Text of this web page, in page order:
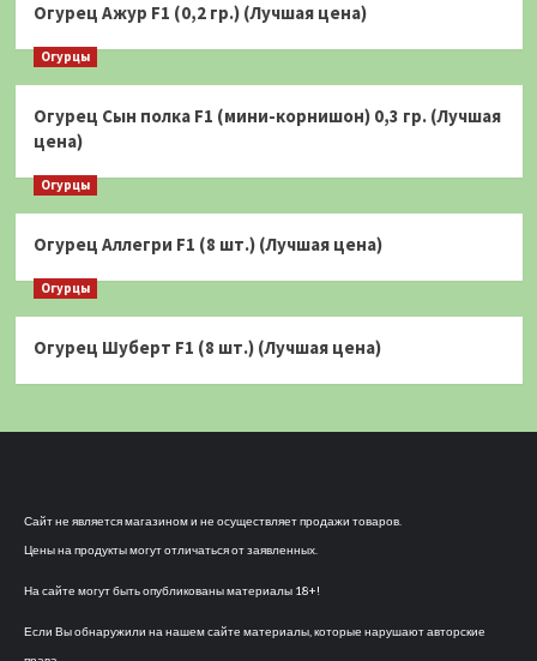
Огурец Ажур F1 (0,2 гр.) (Лучшая цена)
Огурцы
Огурец Сын полка F1 (мини-корнишон) 0,3 гр. (Лучшая
цена)
Огурцы
Огурец Аллегри F1 (8 шт.) (Лучшая цена)
Огурцы
Огурец Шуберт F1 (8 шт.) (Лучшая цена)
Сайт не является магазином и не осуществляет продажи товаров.
Цены на продукты могут отличаться от заявленных.
На сайте могут быть опубликованы материалы 18+!
Если Вы обнаружили на нашем сайте материалы, которые нарушают авторские